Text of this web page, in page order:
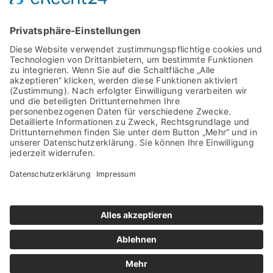
Briefmarkenfreunde Leer e.V.
Am Helling 11
26802 Moormerland
Telefon: 04954 – 9913464
info@briefmarkenfreunde-leer.de
Impressum
Cookie-Einstellungen